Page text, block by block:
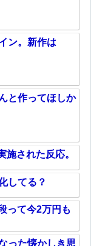
ン。新作は
と作ってほしか
施された反応。
してる？
って今2万円も
った懐かしき思